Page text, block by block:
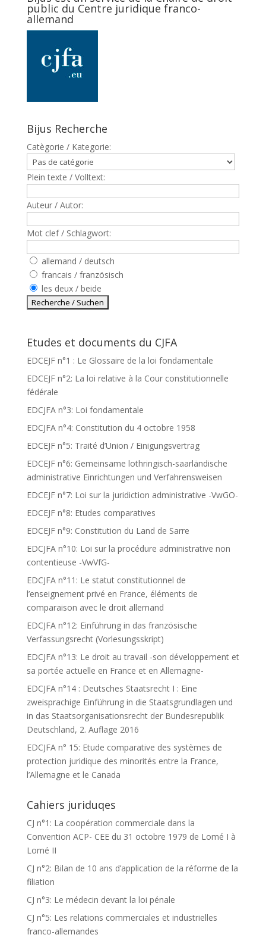
public du Centre juridique franco-
allemand
Bijus Recherche
Catègorie / Kategorie:
Plein texte / Volltext:
Auteur / Autor:
Mot clef / Schlagwort:
allemand / deutsch
francais / französisch
les deux / beide
Etudes et documents du CJFA
EDCEJF n°1 : Le Glossaire de la loi fondamentale
EDCEJF n°2: La loi relative à la Cour constitutionnelle
fédérale
EDCJFA n°3: Loi fondamentale
EDCJFA n°4: Constitution du 4 octobre 1958
EDCEJF n°5: Traité d’Union / Einigungsvertrag
EDCEJF n°6: Gemeinsame lothringisch-saarländische
administrative Einrichtungen und Verfahrensweisen
EDCEJF n°7: Loi sur la juridiction administrative -VwGO-
EDCEJF n°8: Etudes comparatives
EDCEJF n°9: Constitution du Land de Sarre
EDCJFA n°10: Loi sur la procédure administrative non
contentieuse -VwVfG-
EDCJFA n°11: Le statut constitutionnel de
l’enseignement privé en France, éléments de
comparaison avec le droit allemand
EDCJFA n°12: Einführung in das französische
Verfassungsrecht (Vorlesungsskript)
EDCJFA n°13: Le droit au travail -son développement et
sa portée actuelle en France et en Allemagne-
EDCJFA n°14 : Deutsches Staatsrecht I : Eine
zweisprachige Einführung in die Staatsgrundlagen und
in das Staatsorganisationsrecht der Bundesrepublik
Deutschland, 2. Auflage 2016
EDCJFA n° 15: Etude comparative des systèmes de
protection juridique des minorités entre la France,
l’Allemagne et le Canada
Cahiers juriduqes
CJ n°1: La coopération commerciale dans la
Convention ACP- CEE du 31 octobre 1979 de Lomé I à
Lomé II
CJ n°2: Bilan de 10 ans d’application de la réforme de la
filiation
CJ n°3: Le médecin devant la loi pénale
CJ n°5: Les relations commerciales et industrielles
franco-allemandes